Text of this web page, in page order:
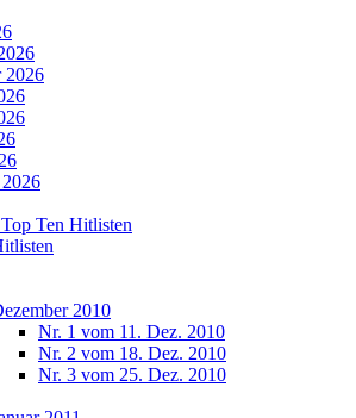
2026
Ten Hitlisten
2010
Nr. 1 vom 11. Dez. 2010
Nr. 2 vom 18. Dez. 2010
Nr. 3 vom 25. Dez. 2010